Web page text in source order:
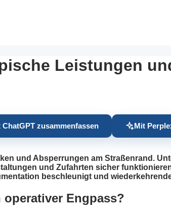
Leistungen
ChatGPT zusammenfassen
Mit
und Absperrungen am Straßenrand.
und Zufahrten sicher
beschleunigt und
Engpass?